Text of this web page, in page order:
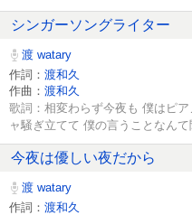
シンガーソングライター
渡 watary
作詞： 渡和久
作曲： 渡和久
歌詞：相変わらず今夜も 僕はピ
ャ騒ぎ立てて 僕の言うことなんて
今夜は優しい夜だから
渡 watary
作詞： 渡和久